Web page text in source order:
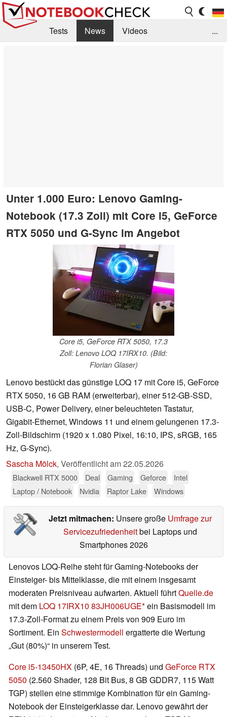
Tests News
Videos
...
Unter 1.000 Euro: Lenovo Gaming-
Notebook (17.3 Zoll) mit Core i5, GeForce
RTX 5050 und G-Sync im Angebot
Core i5, GeForce RTX 5050, 17.3
Zoll: Lenovo LOQ 17IRX10. (Bild:
Florian Glaser)
Lenovo bestückt das günstige LOQ 17 mit Core i5, GeForce
RTX 5050, 16 GB RAM (erweiterbar), einer 512-GB-SSD,
USB-C, Power Delivery, einer beleuchteten Tastatur,
Gigabit-Ethernet, Windows 11 und einem gelungenen 17.3-
Zoll-Bildschirm (1920 x 1.080 Pixel, 16:10, IPS, sRGB, 165
Hz, G-Sync).
Sascha Mölck, Veröffentlicht am22.05.2026
Blackwell RTX 5000 Deal Gaming Geforce
Intel
Laptop / Notebook
Nvidia Raptor Lake Windows
Jetzt mitmachen: Unsere große Umfrage zur
Servicezufriedenheitbei Laptops und
Smartphones 2026
Lenovos LOQ-Reihe steht für Gaming-Notebooks der
Einsteiger- bis Mittelklasse, die mit einem insgesamt
moderaten Preisniveau aufwarten. Aktuell führtQuelle.de
mit dem LOQ 17IRX10 83JH006UGE ein Basismodell im
17.3-Zoll-Format zu einem Preis von 909 Euro im
Sortiment. Ein Schwestermodell ergatterte die Wertung
„Gut (80%)“ in unserem Test.
Core i5-13450HX (6P, 4E, 16 Threads) und GeForce RTX
5050 (2.560 Shader, 128 Bit Bus, 8 GB GDDR7, 115 Watt
TGP) stellen eine stimmige Kombination für ein Gaming-
Notebook der Einsteigerklasse dar. Lenovo gewährt der